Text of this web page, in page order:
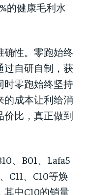
的健康毛利水
确性。零跑始终
过自研自制，获
时零跑始终坚持
的成本让利给消
价比，真正做到
、B01、Lafa5
C11、C10等焕
中C10的销量